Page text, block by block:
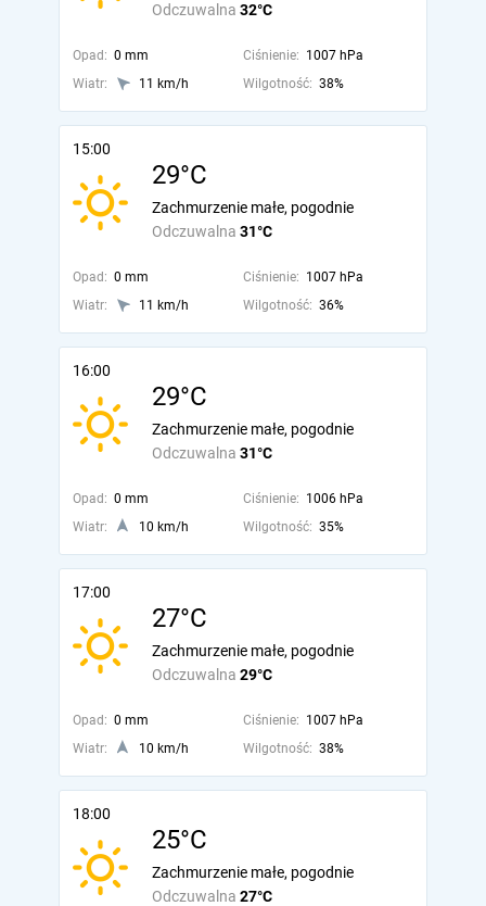
Odczuwalna 32°C
Opad: 0 mm Ciśnienie: 1007 hPa
Wiatr:
11 km/h Wilgotność: 38%
15:00
29°C
Odczuwalna 31°C
Zachmurzenie małe, pogodnie
Opad: 0 mm Ciśnienie: 1007 hPa
Wiatr:
11 km/h Wilgotność: 36%
16:00
29°C
Odczuwalna 31°C
Zachmurzenie małe, pogodnie
Opad: 0 mm Ciśnienie: 1006 hPa
Wiatr:
10 km/h Wilgotność: 35%
17:00
27°C
Odczuwalna 29°C
Zachmurzenie małe, pogodnie
Opad: 0 mm Ciśnienie: 1007 hPa
Wiatr:
10 km/h Wilgotność: 38%
18:00
25°C
Odczuwalna 27°C
Zachmurzenie małe, pogodnie